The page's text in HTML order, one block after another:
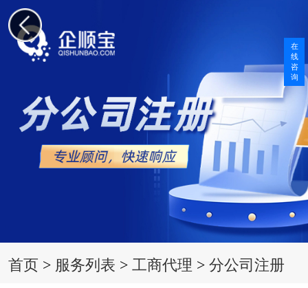
首页 > 服务列表 >工商代理 >分公司注册
在
线
咨
询